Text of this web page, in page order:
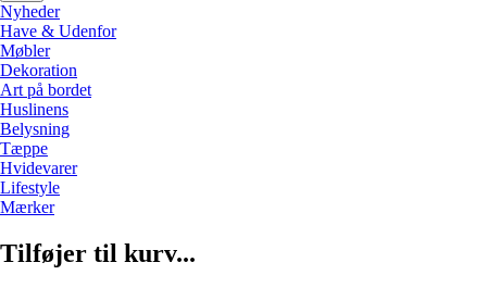
Nyheder
Have & Udenfor
Møbler
Dekoration
Art på bordet
Huslinens
Belysning
Tæppe
Hvidevarer
Lifestyle
Mærker
Tilføjer til kurv...